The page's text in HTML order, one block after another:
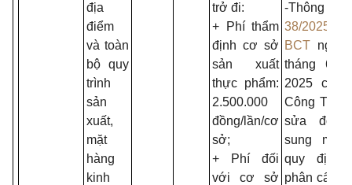
địa
điểm
và toàn
bộ quy
trình
sản
xuất,
mặt
hàng
kinh
trở đi:
+ Phí thẩm
định cơ sở
sản xuất
thực phẩm:
2.500.000
đồng/lần/cơ
sở;
+ Phí đối
với cơ sở
-Thông
38/2025/TT-
BCT ngày
tháng 6
2025 của
Công
sửa đổi,
sung một
quy định
phân cấp